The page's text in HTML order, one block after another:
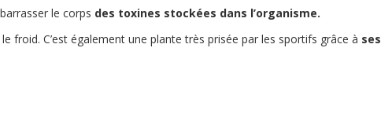
le corps des toxines stockées dans l’organisme.
C’est également une plante très prisée par les sportifs grâce à ses